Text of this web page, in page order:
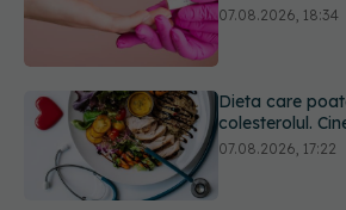
colesterolul.
07.08.2026, 17:22